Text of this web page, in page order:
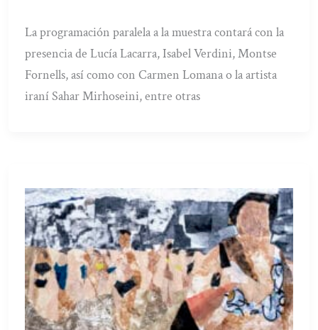
La programación paralela a la muestra contará con la
presencia de Lucía Lacarra, Isabel Verdini, Montse
Fornells, así como con Carmen Lomana o la artista
iraní Sahar Mirhoseini, entre otras